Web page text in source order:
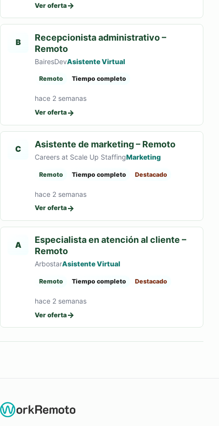
Ver oferta→
B
Recepcionista administrativo –
Remoto
BairesDevAsistente Virtual
Remoto Tiempo completo
hace 2 semanas
Ver oferta→
C Asistente de marketing – Remoto
Careers at Scale Up StaffingMarketing
Remoto Tiempo completo Destacado
hace 2 semanas
Ver oferta→
A
Especialista en atención al cliente –
Remoto
ArbostarAsistente Virtual
Remoto Tiempo completo Destacado
hace 2 semanas
Ver oferta→